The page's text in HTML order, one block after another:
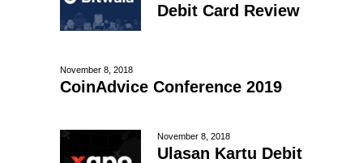
Debit Card Review
November 8, 2018
CoinAdvice Conference 2019
November 8, 2018
Ulasan Kartu Debit